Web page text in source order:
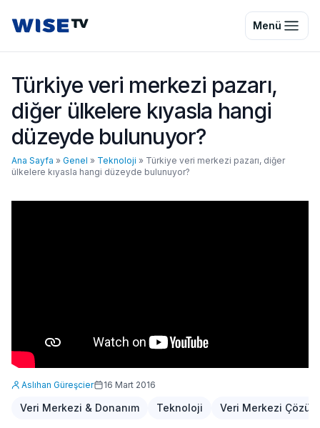
Wise TV Menü
Türkiye veri merkezi pazarı,
diğer ülkelere kıyasla hangi
düzeyde bulunuyor?
Ana Sayfa » Genel » Teknoloji » Türkiye veri merkezi pazarı, diğer
ülkelere kıyasla hangi düzeyde bulunuyor?
Aslıhan Güreşcier 16 Mart 2016
Veri Merkezi & Donanım Teknoloji Veri Merkezi